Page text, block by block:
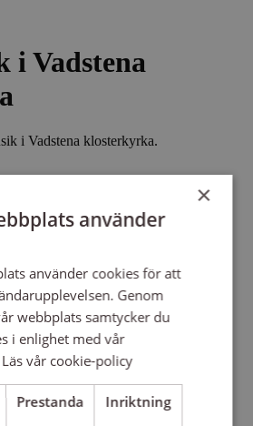
i Vadstena
i Vadstena klosterkyrka.
×
använder
använder cookies för att
Genom
webbplats samtycker du
i enlighet med vår
Läs vår cookie-policy
Prestanda Inriktning